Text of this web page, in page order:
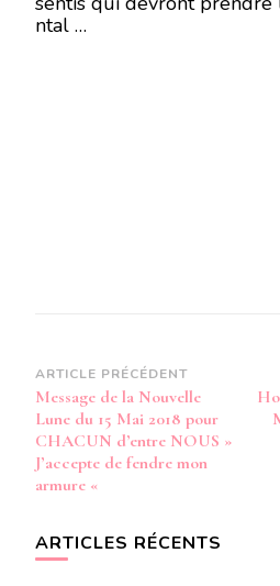
ntal …
Navigation
d’article
ARTICLE PRÉCÉDENT
Message de la Nouvelle
Lune du 15 Mai 2018 pour
CHACUN d’entre NOUS »
J’accepte de fendre mon
armure «
ARTICLES RÉCENTS